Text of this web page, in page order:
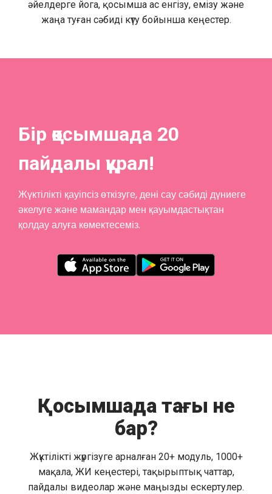
әйелдерге йога, қосымша ас енгізу, емізу және
жаңа туған сәбиді күту бойынша кеңестер.
Бір қосымшада 20
пайдалы құрал!
Жүктілікті қауіпсіз өткізуге, дені сау сәбиді дүниеге
әкелуге және мамандар мен қауымдастықтан
қолдау алуға көмектесеміз.
Қосымшада тағы не
бар?
Жүктілікті жүргізуге арналған 20+ модуль, 1000+
мақала, ЖИ кеңестері, тақырыптық чаттар,
пайдалы видеолар және маңызды ескертулер.